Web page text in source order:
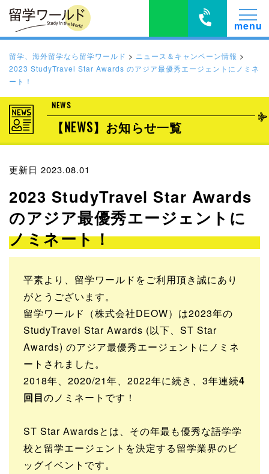
留学、海外留学なら留学ワールド > ニュース＆キャンペーン情報 >
2023 StudyTravel Star Awards のアジア最優秀エージェントにノミネ
ート！
NEWS
【NEWS】お知らせ一覧
更新日 2023.08.01
2023 StudyTravel Star Awards
のアジア最優秀エージェントに
ノミネート！
平素より、留学ワールドをご利用頂き誠にあり
がとうございます。
留学ワールド（株式会社DEOW）は2023年の
StudyTravel Star Awards (以下、ST Star
Awards) のアジア最優秀エージェントにノミネ
ートされました。
2018年、2020/21年、2022年に続き、3年連続4
回目のノミネートです！
ST Star Awardsとは、その年最も優秀な語学学
校と留学エージェントを決定する留学業界のビ
ッグイベントです。